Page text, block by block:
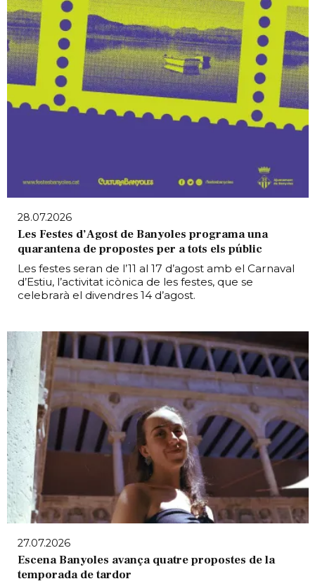
28.07.2026
Les Festes d’Agost de Banyoles programa una
quarantena de propostes per a tots els públic
Les festes seran de l’11 al 17 d’agost amb el Carnaval
d’Estiu, l’activitat icònica de les festes, que se
celebrarà el divendres 14 d’agost.
27.07.2026
Escena Banyoles avança quatre propostes de la
temporada de tardor